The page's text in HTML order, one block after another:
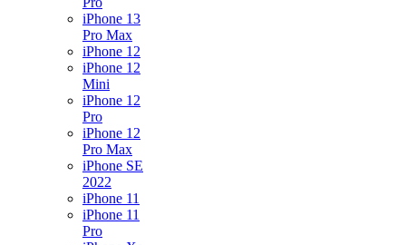
iPhone 13
Pro Max
iPhone 12
iPhone 12
Mini
iPhone 12
Pro
iPhone 12
Pro Max
iPhone SE
2022
iPhone 11
iPhone 11
Pro